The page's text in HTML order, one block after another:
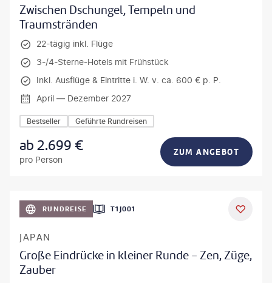
Zwischen Dschungel, Tempeln und
Traumstränden
22-tägig inkl. Flüge
3-/4-Sterne-Hotels mit Frühstück
Inkl. Ausflüge & Eintritte i. W. v. ca. 600 € p. P.
April — Dezember 2027
Bestseller Geführte Rundreisen
ab2.699 €
pro Person
ZUM ANGEBOT
RUNDREISE T1J001
JAPAN
Große Eindrücke in kleiner Runde - Zen, Züge,
Zauber